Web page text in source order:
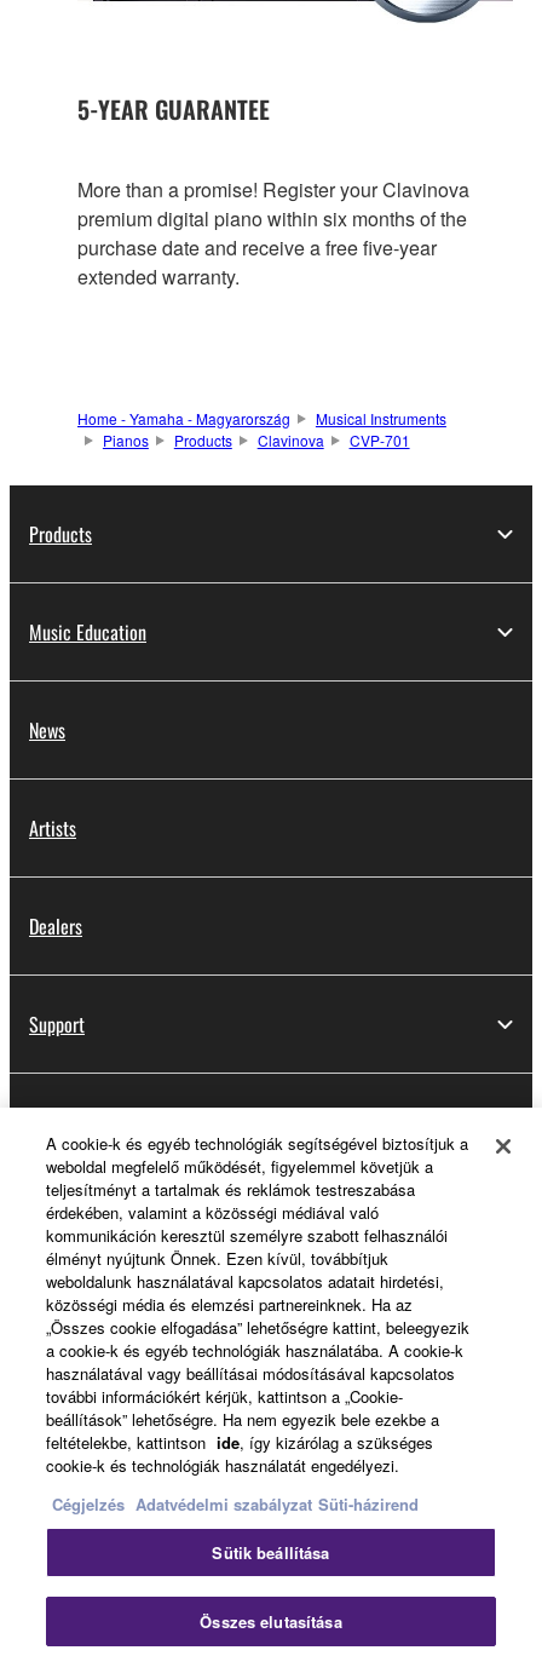
5-YEAR GUARANTEE
More than a promise! Register your Clavinova
premium digital piano within six months of the
purchase date and receive a free five-year
extended warranty.
Home - Yamaha - Magyarország
Musical Instruments
Pianos
Products Clavinova CVP-701
Products
Music Education
News
Artists
Dealers
Support
About Yamaha
Magyarország - English
Business
Kapcsolat velünkFelhasználás feltételei
Adatvédelmi szabályzatSütikre vonatkozó szabályzat
Cégjelzés
A cookie-k és egyéb technológiák segítségével biztosítjuk a
weboldal megfelelő működését, figyelemmel követjük a
teljesítményt a tartalmak és reklámok testreszabása
érdekében, valamint a közösségi médiával való
kommunikáción keresztül személyre szabott felhasználói
élményt nyújtunk Önnek. Ezen kívül, továbbítjuk
weboldalunk használatával kapcsolatos adatait hirdetési,
közösségi média és elemzési partnereinknek. Ha az
„Összes cookie elfogadása” lehetőségre kattint, beleegyezik
a cookie-k és egyéb technológiák használatába. A cookie-k
használatával vagy beállításai módosításával kapcsolatos
további információkért kérjük, kattintson a „Cookie-
beállítások” lehetőségre. Ha nem egyezik bele ezekbe a
feltételekbe, kattintson ide, így kizárólag a szükséges
cookie-k és technológiák használatát engedélyezi.
Cégjelzés Adatvédelmi szabályzat Süti-házirend
Sütik beállítása
Összes elutasítása